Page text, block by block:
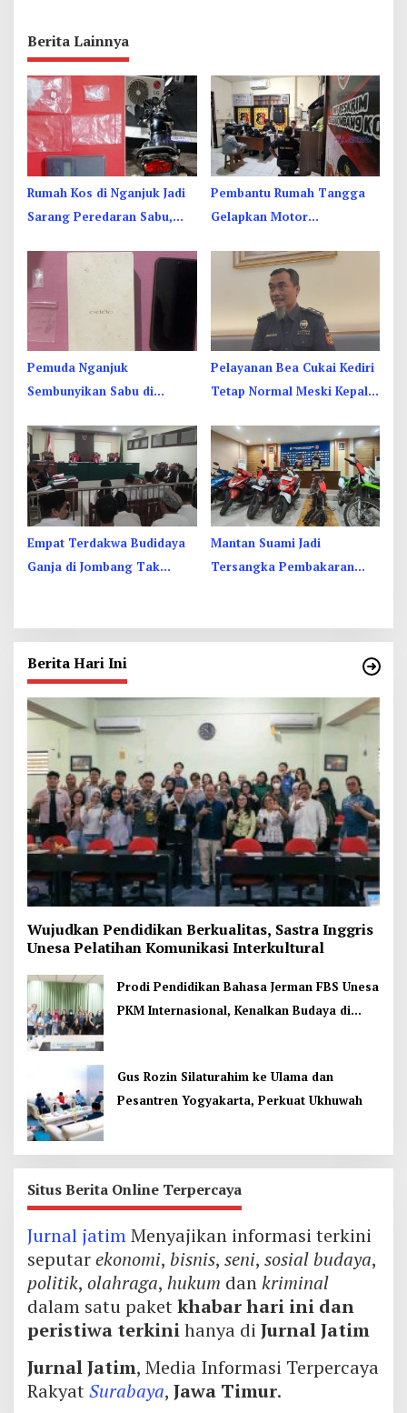
Berita Lainnya
Rumah Kos di Nganjuk Jadi
Sarang Peredaran Sabu,
Kediri Ditangkap
Pembantu Rumah Tangga
Gelapkan Motor
Begini Aksi Liciknya
Pemuda Nganjuk
Sembunyikan Sabu di
Ketahuan Juga
Pelayanan Bea Cukai Kediri
Tetap Normal Meski Kepala
Empat Terdakwa Budidaya
Ganja di Jombang Tak
Mantan Suami Jadi
Tersangka Pembakaran
Berita Hari Ini
Wujudkan Pendidikan Berkualitas, Sastra Inggris
Unesa Pelatihan Komunikasi Interkultural
Prodi Pendidikan Bahasa Jerman FBS Unesa
PKM Internasional, Kenalkan Budaya di
Gus Rozin Silaturahim ke Ulama dan
Pesantren Yogyakarta, Perkuat Ukhuwah
Situs Berita Online Terpercaya
Jurnal jatimMenyajikan informasi terkini
seputarekonomi, bisnis, seni, sosial budaya,
politik, olahraga, hukum dankriminal
dalam satu paketkhabar hari ini dan
peristiwa terkinihanya di Jurnal Jatim
Jurnal Jatim, Media Informasi Terpercaya
RakyatSurabaya, Jawa Timur.